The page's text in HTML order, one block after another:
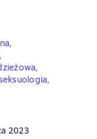
,
,
,
,
2023